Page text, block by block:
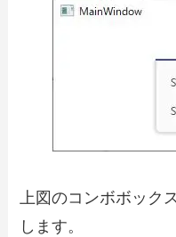
上図のコンボボック
します。